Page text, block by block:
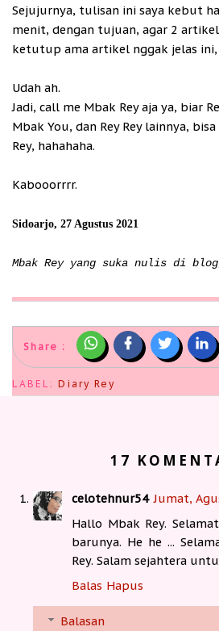
Sejujurnya, tulisan ini saya kebut
menit, dengan tujuan, agar 2
ketutup ama artikel nggak jelas ini,
Udah ah.
Jadi, call me Mbak Rey aja ya, biar
Mbak You, dan Rey Rey lainnya,
Rey, hahahaha.
Kabooorrrr.
Sidoarjo, 27 Agustus 2021
Mbak Rey yang suka nulis di
Share :
LABEL: Diary Rey
17
celotehnur54 Jumat,
Hallo Mbak Rey.
barunya. He he ...
Rey. Salam sejahtera
Balas Hapus
Balasan